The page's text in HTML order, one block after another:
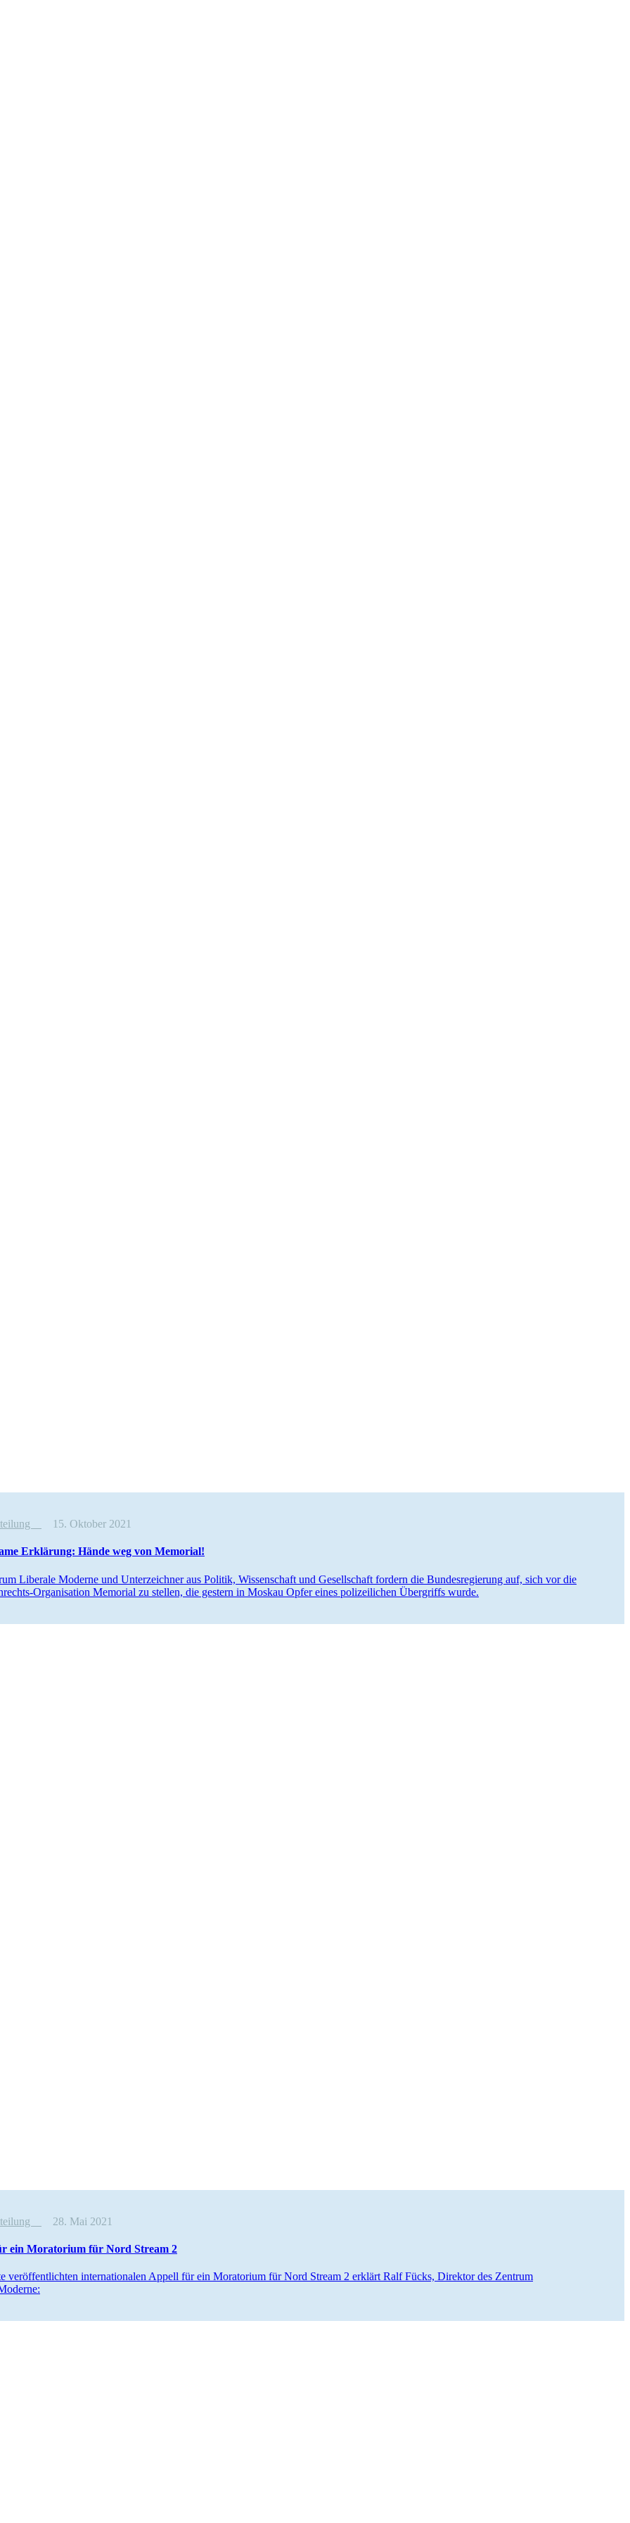
15. Oktober 2021
Erklärung: Hände weg von Memorial!
Liberale Moderne und Unter­zeichner aus Politik, Wissen­schaft und Gesell­schaft fordern die Bundes­re­gierung auf, sich vor die
Organi­­sation Memorial zu stellen, die gestern in Moskau Opfer eines polizei­lichen Übergriffs wurde.
28. Mai 2021
ein Moratorium für Nord Stream 2
veröf­fent­lichten inter­na­tio­nalen Appell für ein Moratorium für Nord Stream 2 erklärt Ralf Fücks, Direktor des Zentrum